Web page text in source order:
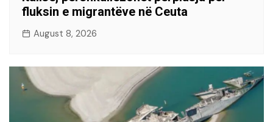
fluksin e migrantëve në Ceuta
August 8, 2026